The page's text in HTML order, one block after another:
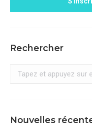
Rechercher
Recherche
Nouvelles